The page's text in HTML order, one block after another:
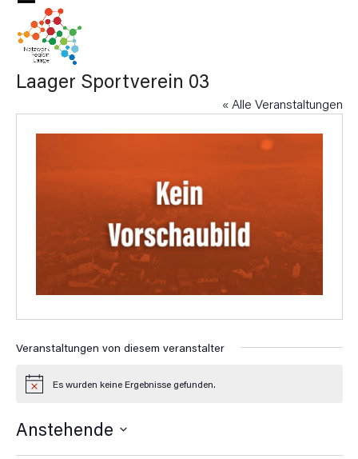
Skip
content
Open
mobile
menu
Close
mobile
menu
Laager Sportverein 03
« Alle Veranstaltungen
Veranstaltungen von diesem veranstalter
HinweisEs wurden keine Ergebnisse gefunden.
Anstehende